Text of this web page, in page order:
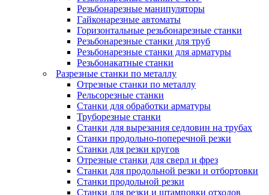
Резьбонарезные манипуляторы
Гайконарезные автоматы
Горизонтальные резьбонарезные станки
Резьбонарезные станки для труб
Резьбонарезные станки для арматуры
Резьбонакатные станки
Разрезные станки по металлу
Отрезные станки по металлу
Рельсорезные станки
Станки для обработки арматуры
Труборезные станки
Станки для вырезания седловин на трубаx
Станки продольно-поперечной резки
Станки для резки кругов
Отрезные станки для сверл и фрез
Станки для продольной резки и отбортовки
Станки продольной резки
Станки для резки и штамповки отходов